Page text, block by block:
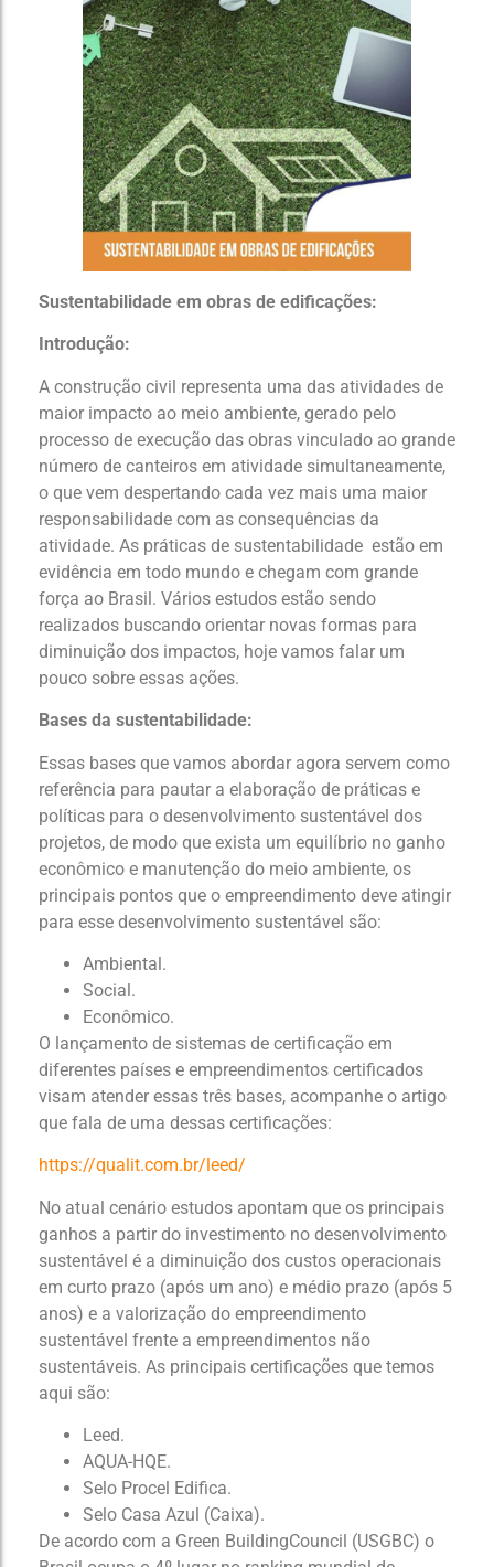
Sustentabilidade em obras de edificações:
Introdução:
A construção civil representa uma das atividades de
maior impacto ao meio ambiente, gerado pelo
processo de execução das obras vinculado ao grande
número de canteiros em atividade simultaneamente,
o que vem despertando cada vez mais uma maior
responsabilidade com as consequências da
atividade. As práticas de sustentabilidade estão em
evidência em todo mundo e chegam com grande
força ao Brasil. Vários estudos estão sendo
realizados buscando orientar novas formas para
diminuição dos impactos, hoje vamos falar um
pouco sobre essas ações.
Bases da sustentabilidade:
Essas bases que vamos abordar agora servem como
referência para pautar a elaboração de práticas e
políticas para o desenvolvimento sustentável dos
projetos, de modo que exista um equilíbrio no ganho
econômico e manutenção do meio ambiente, os
principais pontos que o empreendimento deve atingir
para esse desenvolvimento sustentável são:
Ambiental.
Social.
Econômico.
O lançamento de sistemas de certificação em
diferentes países e empreendimentos certificados
visam atender essas três bases, acompanhe o artigo
que fala de uma dessas certificações:
https://qualit.com.br/leed/
No atual cenário estudos apontam que os principais
ganhos a partir do investimento no desenvolvimento
sustentável é a diminuição dos custos operacionais
em curto prazo (após um ano) e médio prazo (após 5
anos) e a valorização do empreendimento
sustentável frente a empreendimentos não
sustentáveis. As principais certificações que temos
aqui são:
Leed.
AQUA-HQE.
Selo Procel Edifica.
Selo Casa Azul (Caixa).
De acordo com a Green BuildingCouncil (USGBC) o